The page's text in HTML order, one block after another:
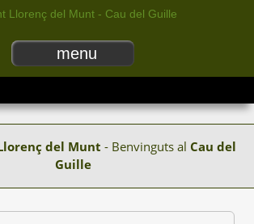
menu
del Munt - Benvinguts al Cau del
Guille